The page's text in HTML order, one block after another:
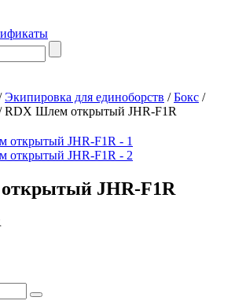
Экипировка для единоборств /Бокс /
RDX Шлем открытый JHR-F1R
JHR-F1R